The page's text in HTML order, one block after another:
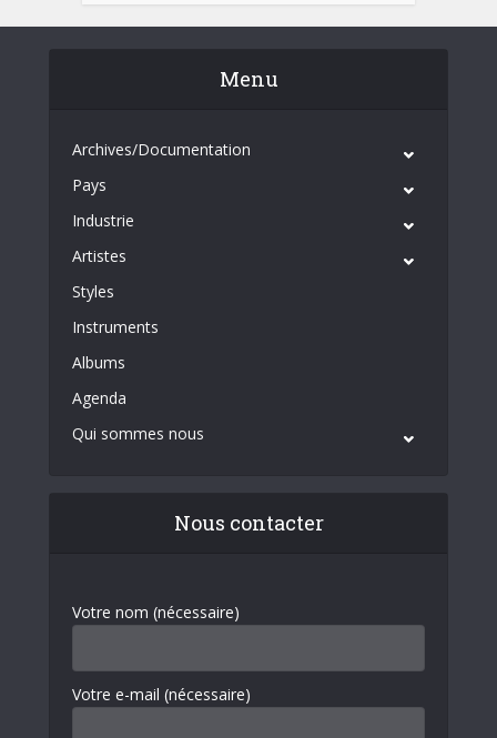
Menu
Archives/Documentation
Pays
Industrie
Artistes
Styles
Instruments
Albums
Agenda
Qui sommes nous
Nous contacter
Votre nom (nécessaire)
Votre e-mail (nécessaire)